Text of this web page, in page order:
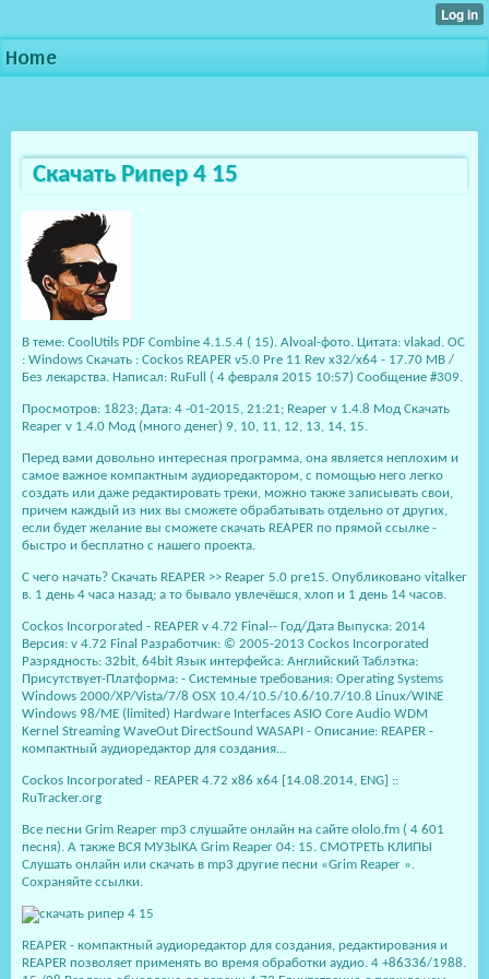
Home
Скачать Рипер 4 15
В теме: CoolUtils PDF Combine 4.1.5.4 ( 15). Alvoal-фото. Цитата: vlakad. ОС
: Windows Скачать : Cockos REAPER v5.0 Pre 11 Rev x32/x64 - 17.70 MB /
Без лекарства. Написал: RuFull ( 4 февраля 2015 10:57) Сообщение #309.
Просмотров: 1823; Дата: 4 -01-2015, 21:21; Reaper v 1.4.8 Мод Скачать
Reaper v 1.4.0 Мод (много денег) 9, 10, 11, 12, 13, 14, 15.
Перед вами довольно интересная программа, она является неплохим и
самое важное компактным аудиоредактором, с помощью него легко
создать или даже редактировать треки, можно также записывать свои,
причем каждый из них вы сможете обрабатывать отдельно от других,
если будет желание вы сможете скачать REAPER по прямой ссылке -
быстро и бесплатно с нашего проекта.
С чего начать? Скачать REAPER >> Reaper 5.0 pre15. Опубликовано vitalker
в. 1 день 4 часа назад; а то бывало увлечёшся, хлоп и 1 день 14 часов.
Cockos Incorporated - REAPER v 4.72 Final-- Год/Дата Выпуска: 2014
Версия: v 4.72 Final Разработчик: © 2005-2013 Cockos Incorporated
Разрядность: 32bit, 64bit Язык интерфейса: Английский Таблэтка:
Присутствует-Платформа: - Системные требования: Operating Systems
Windows 2000/XP/Vista/7/8 OSX 10.4/10.5/10.6/10.7/10.8 Linux/WINE
Windows 98/ME (limited) Hardware Interfaces ASIO Core Audio WDM
Kernel Streaming WaveOut DirectSound WASAPI - Описание: REAPER -
компактный аудиоредактор для создания...
Cockos Incorporated - REAPER 4.72 x86 x64 [14.08.2014, ENG] ::
RuTracker.org
Все песни Grim Reaper mp3 слушайте онлайн на сайте ololo.fm ( 4 601
песня). А также ВСЯ МУЗЫКА Grim Reaper 04: 15. СМОТРЕТЬ КЛИПЫ
Слушать онлайн или скачать в mp3 другие песни «Grim Reaper ».
Сохраняйте ссылки.
REAPER - компактный аудиоредактор для создания, редактирования и
REAPER позволяет применять во время обработки аудио. 4 +86336/1988.